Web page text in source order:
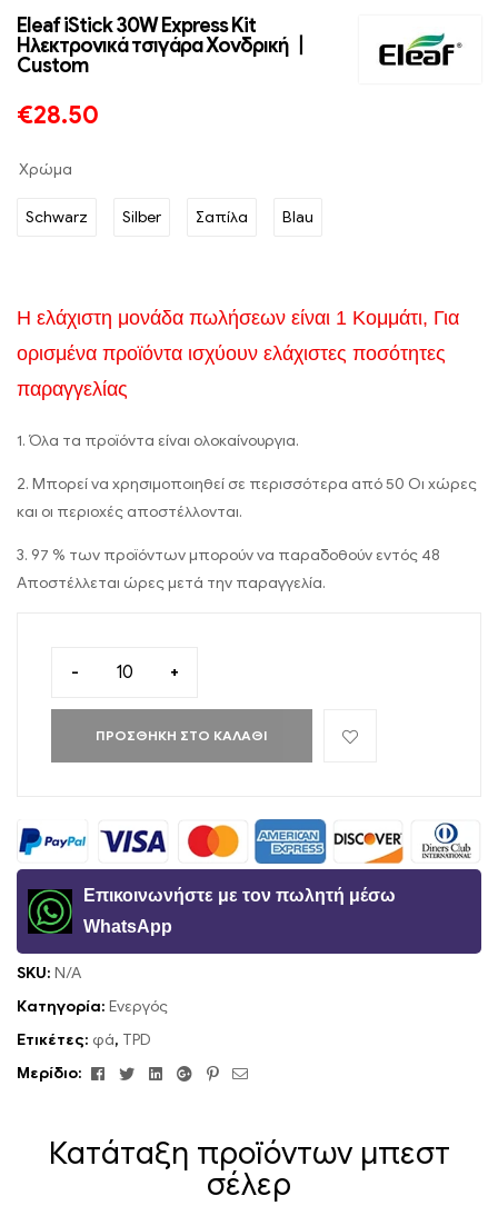
Eleaf iStick 30W Express Kit
Ηλεκτρονικά τσιγάρα Χονδρική 丨
Custom
€28.50
Χρώμα
Schwarz Silber Σαπίλα Blau
Η ελάχιστη μονάδα πωλήσεων είναι 1 Κομμάτι, Για
ορισμένα προϊόντα ισχύουν ελάχιστες ποσότητες
παραγγελίας
1. Όλα τα προϊόντα είναι ολοκαίνουργια.
2. Μπορεί να χρησιμοποιηθεί σε περισσότερα από 50 Οι χώρες
και οι περιοχές αποστέλλονται.
3. 97 % των προϊόντων μπορούν να παραδοθούν εντός 48
Αποστέλλεται ώρες μετά την παραγγελία.
- +
ΠΡΟΣΘΉΚΗ ΣΤΟ ΚΑΛΆΘΙ
Επικοινωνήστε με τον πωλητή μέσω
WhatsApp
SKU: N/A
Κατηγορία: Ενεργός
Ετικέτες: φά, TPD
Μερίδιο:
FacebookΚελάδημα
LinkedinGoogle+Pinterest
ΗΛΕΚΤΡΟΝΙΚΗ
Κατάταξη προϊόντων μπεστ
σέλερ